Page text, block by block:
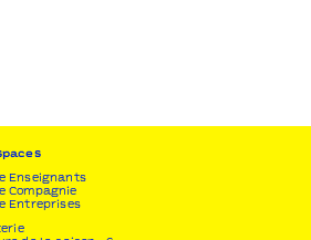
Enseignants
Compagnie
Entreprises